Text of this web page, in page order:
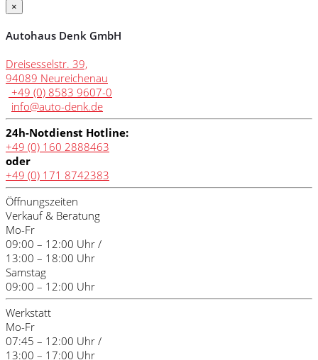
×
Autohaus Denk GmbH
Dreisesselstr. 39,
94089 Neureichenau
+49 (0) 8583 9607-0
info@auto-denk.de
24h-Notdienst Hotline:
+49 (0) 160 2888463
oder
+49 (0) 171 8742383
Öffnungszeiten
Verkauf & Beratung
Mo-Fr
09:00 – 12:00 Uhr /
13:00 – 18:00 Uhr
Samstag
09:00 – 12:00 Uhr
Werkstatt
Mo-Fr
07:45 – 12:00 Uhr /
13:00 – 17:00 Uhr